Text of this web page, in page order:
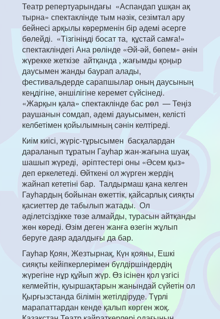
Театр репертуарындағы «Аспандап ұшқан ақ
тырна» спектаклінде тым нәзік, сезімтал ару
бейнесі арқылы көрерменін бір әдемі әсерге
бөлейді. «Тізгініңді босат та, құстай самға!»
спектакліндегі Ана рөлінде «Әй-әй, бөпем» әнін
жүрекке жеткізе айтқанда , жағымды қоңыр
даусымен жанды баурап алады,
фестивальдерде сарапшылар оның даусының
кеңдігіне, әншілігіне керемет сүйсінеді.
«Жарқын қала» спектаклінде бас рөл — Теңіз
раушанын сомдап, әдемі дауысымен, келісті
келбетімен қойылымның сәнін келтіреді.
Киім киісі, жүріс-тұрысымен басқалардан
дараланып тұратын Гауһар жан-жағына шуақ
шашып жүреді, әріптестері оны «Әсем қыз»
деп еркелетеді. Өйткені ол жүрген жердің
жайнап кететіні бар. Талдырмаш қана келген
Гауһардың бойынан өжеттік, қайсарлық сияқты
қасиеттер де табылып жатады. Ол
әділетсіздікке төзе алмайды, турасын айтқанды
жөн көреді. Өзім деген жанға өзегін жұлып
беруге даяр адалдығы да бар.
Гауһар Қоян, Жезтырнақ, Күн қояны, Ешкі
сияқты кейіпкерлерімен бүлдіршіндердің
жүрегіне нұр құйып жүр. Өз ісінен қол үзгісі
келмейтін, қуыршақтарын жанындай сүйетін ол
Қырғызстанда білімін жетілдіруде. Түрлі
марапаттардан кенде қалып көрген жоқ.